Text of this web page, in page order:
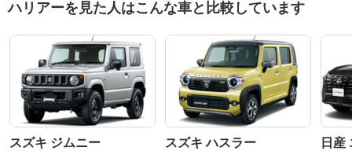
ハリアーを見た人はこんな車と比較しています
スズキ ジムニー スズキ ハスラー 日産